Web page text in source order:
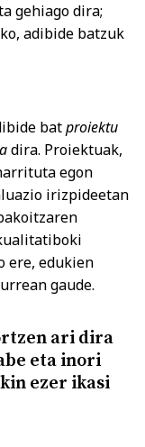
gehiago dira;
adibide batzuk
batproiektu
dira. Proiektuak,
egon
irizpideetan
ere, edukien
gaude.
ari dira
eta inori
ezer ikasi